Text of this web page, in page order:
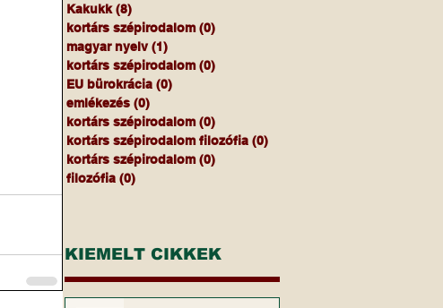
Kakukk (8)
kortárs szépirodalom (0)
magyar nyelv (1)
kortárs szépirodalom (0)
EU bürokrácia (0)
emlékezés (0)
kortárs szépirodalom (0)
kortárs szépirodalom filozófia (0)
kortárs szépirodalom (0)
filozófia (0)
KIEMELT CIKKEK